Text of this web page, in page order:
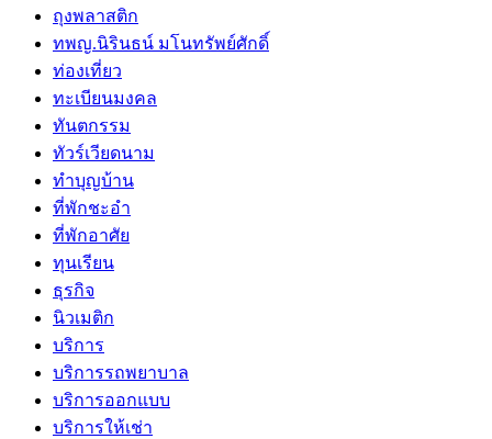
ถุงพลาสติก
ทพญ.นิรินธน์ มโนทรัพย์ศักดิ์
ท่องเที่ยว
ทะเบียนมงคล
ทันตกรรม
ทัวร์เวียดนาม
ทำบุญบ้าน
ที่พักชะอำ
ที่พักอาศัย
ทุนเรียน
ธุรกิจ
นิวเมติก
บริการ
บริการรถพยาบาล
บริการออกแบบ
บริการให้เช่า